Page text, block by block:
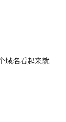
域名看起来就